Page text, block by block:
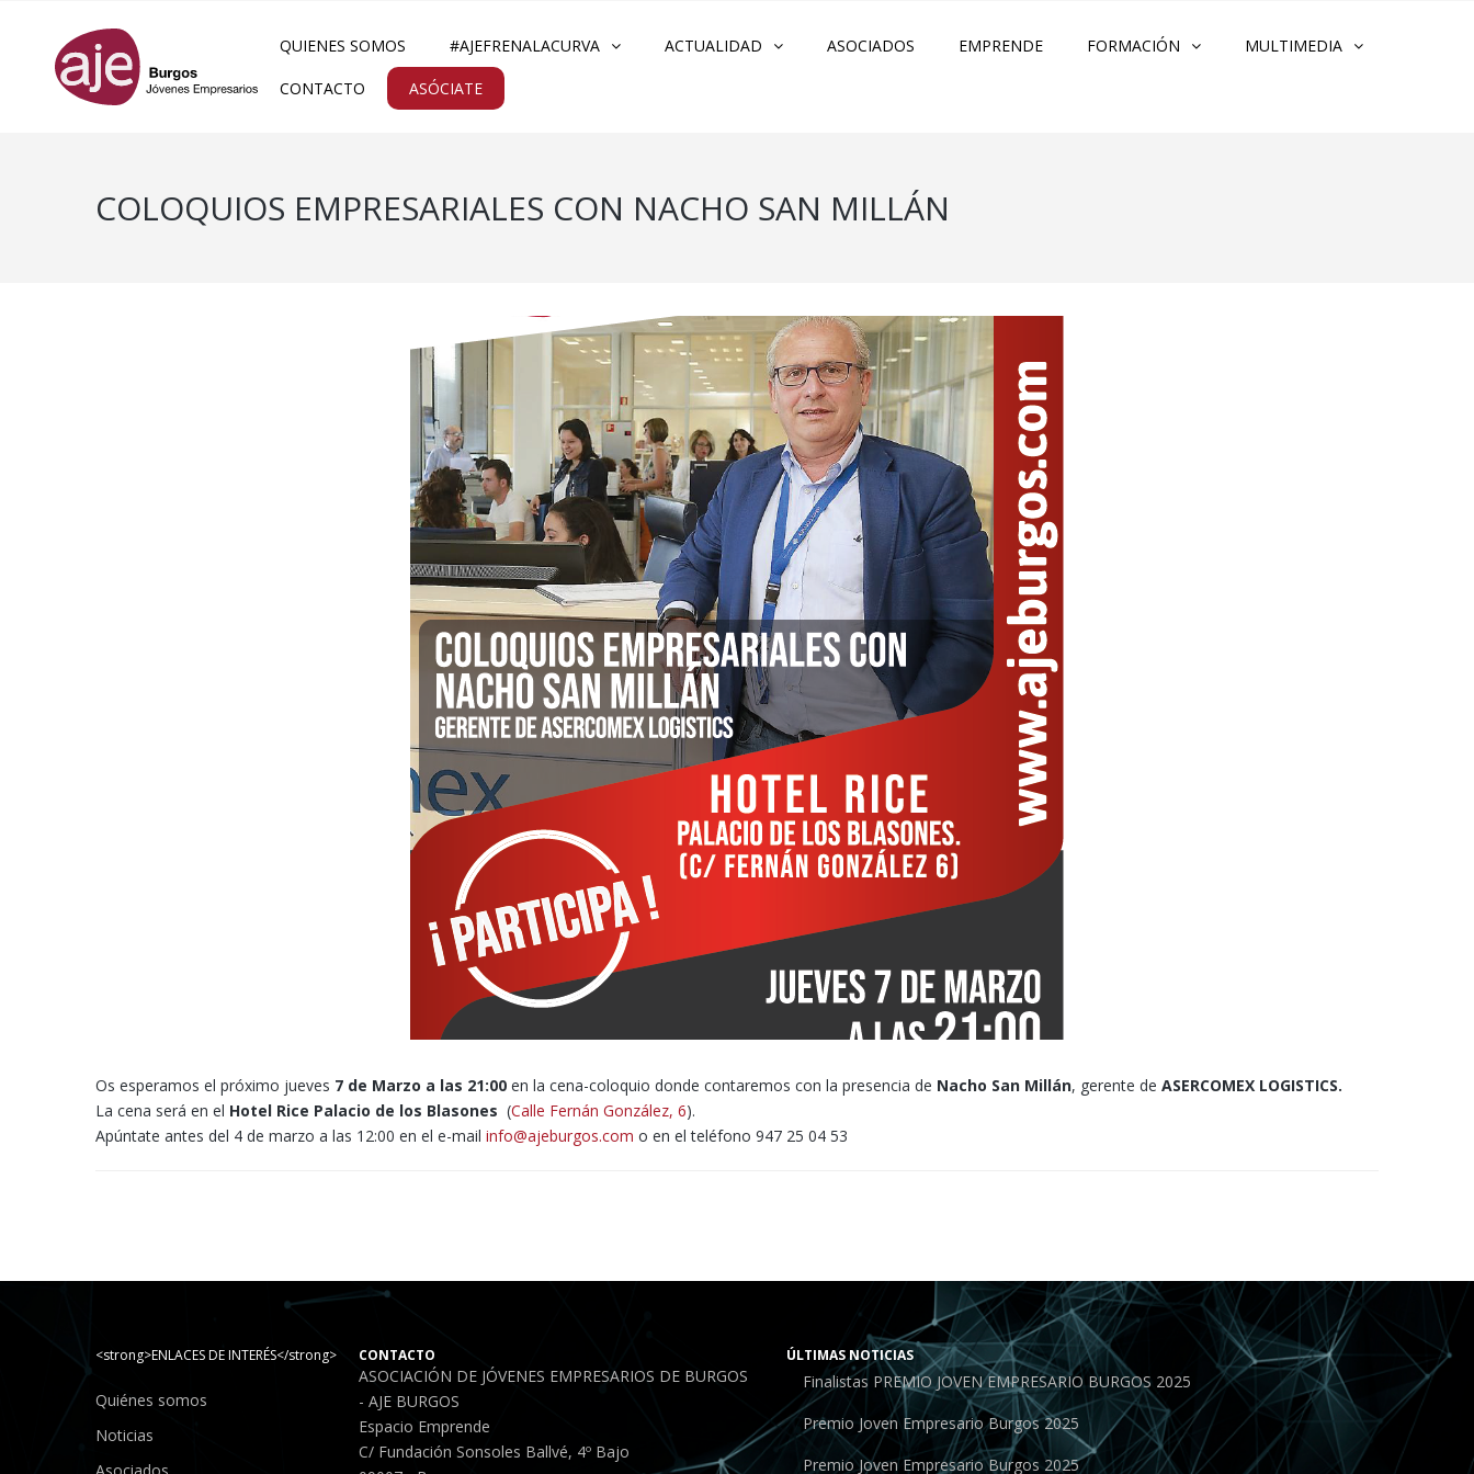
QUIENES SOMOS #AJEFRENALACURVA ACTUALIDAD ASOCIADOS EMPRENDE FORMACIÓN MULTIMEDIA
CONTACTO ASÓCIATE
COLOQUIOS EMPRESARIALES CON NACHO SAN MILLÁN
Os esperamos el próximo jueves 7 de Marzo a las 21:00 en la cena-coloquio donde contaremos con la presencia de Nacho San Millán, gerente de ASERCOMEX LOGISTICS.
La cena será en el Hotel Rice Palacio de los Blasones (Calle Fernán González, 6).
Apúntate antes del 4 de marzo a las 12:00 en el e-mail info@ajeburgos.com o en el teléfono 947 25 04 53
<strong>ENLACES DE INTERÉS</strong>
Quiénes somos
Noticias
CONTACTO
ASOCIACIÓN DE JÓVENES EMPRESARIOS DE BURGOS
- AJE BURGOS
Espacio Emprende
C/ Fundación Sonsoles Ballvé, 4º Bajo
ÚLTIMAS NOTICIAS
Finalistas PREMIO JOVEN EMPRESARIO BURGOS 2025
Premio Joven Empresario Burgos 2025
Premio Joven Empresario Burgos 2025